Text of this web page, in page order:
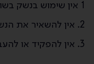
1 אין שימוש בנשק בשום מקרה
2. אין להשאיר את הנשק ללא השגחה.
3. אין להפקיד או להעביר לשום גורם את הנשק.